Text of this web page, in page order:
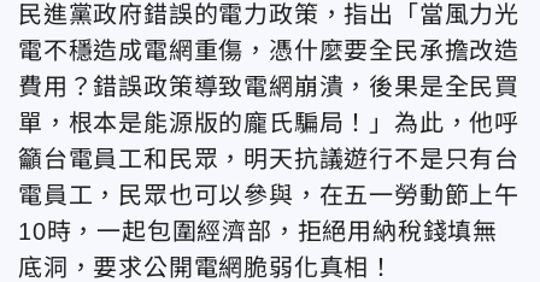
民進黨政府錯誤的電力政策，指出「當風力光
電不穩造成電網重傷，憑什麼要全民承擔改造
費用？錯誤政策導致電網崩潰，後果是全民買
單，根本是能源版的龐氏騙局！」為此，他呼
籲台電員工和民眾，明天抗議遊行不是只有台
電員工，民眾也可以參與，在五一勞動節上午
10時，一起包圍經濟部，拒絕用納稅錢填無
底洞，要求公開電網脆弱化真相！